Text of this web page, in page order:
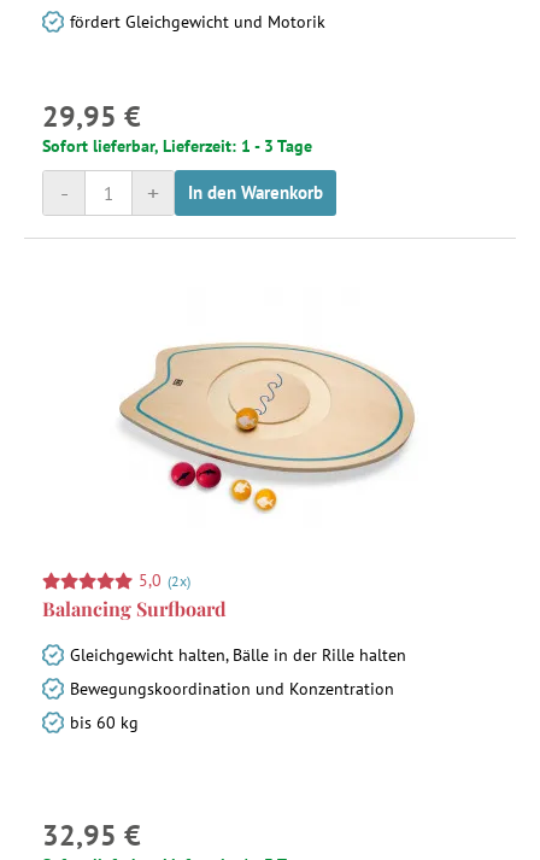
fördert Gleichgewicht und Motorik
29,95 €
Sofort lieferbar, Lieferzeit: 1 - 3 Tage
+
- In den Warenkorb
5,0 (2x)
Balancing Surfboard
Gleichgewicht halten, Bälle in der Rille halten
Bewegungskoordination und Konzentration
bis 60 kg
32,95 €